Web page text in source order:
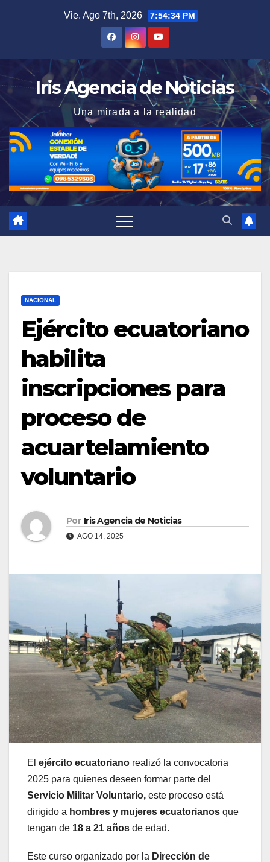
Vie. Ago 7th, 2026 7:54:35 PM
Iris Agencia de Noticias
Una mirada a la realidad
NACIONAL
Ejército ecuatoriano
habilita
inscripciones para
proceso de
acuartelamiento
voluntario
Por Iris Agencia de Noticias
AGO 14, 2025
El ejército ecuatoriano realizó la convocatoria
2025 para quienes deseen formar parte del
Servicio Militar Voluntario, este proceso está
dirigido a hombres y mujeres ecuatorianos que
tengan de 18 a 21 años de edad.
Este curso organizado por la Dirección de